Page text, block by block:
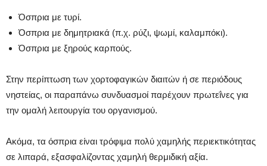
Όσπρια με τυρί.
Όσπρια με δημητριακά (π.χ. ρύζι, ψωμί, καλαμπόκι).
Όσπρια με ξηρούς καρπούς.
Στην περίπτωση των χορτοφαγικών διαιτών ή σε περιόδους
νηστείας, οι παραπάνω συνδυασμοί παρέχουν πρωτεΐνες για
την ομαλή λειτουργία του οργανισμού.
Ακόμα, τα όσπρια είναι τρόφιμα πολύ χαμηλής περιεκτικότητας
σε λιπαρά, εξασφαλίζοντας χαμηλή θερμιδική αξία.